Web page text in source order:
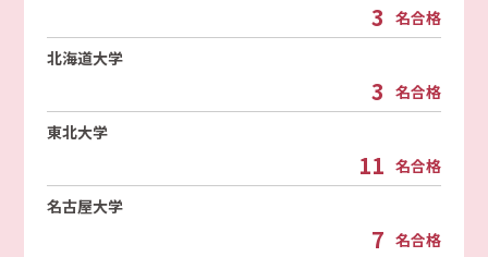
3
名合格
北海道大学
3
名合格
東北大学
11 名合格
名古屋大学
7 名合格